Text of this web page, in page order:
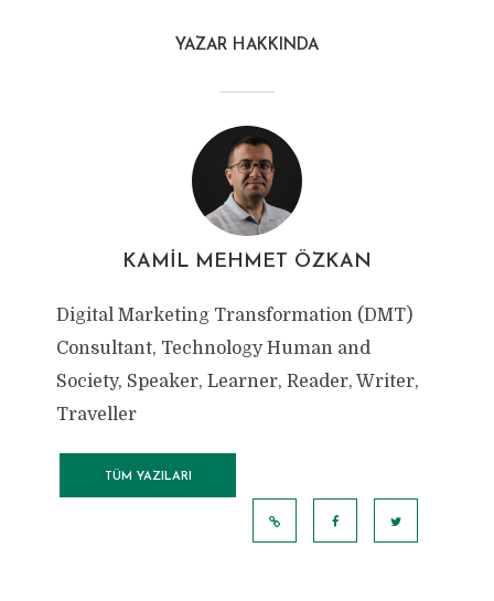
YAZAR HAKKINDA
KAMIL MEHMET ÖZKAN
Digital Marketing Transformation (DMT)
Consultant, Technology Human and
Society, Speaker, Learner, Reader, Writer,
Traveller
TÜM YAZILARI